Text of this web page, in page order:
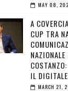
MAY 08,
A
CUP TRA
IL
MARCH 21,